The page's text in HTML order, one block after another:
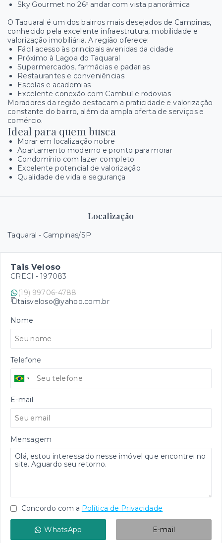
Sky Gourmet no 26º andar com vista panorâmica
O Taquaral é um dos bairros mais desejados de Campinas,
conhecido pela excelente infraestrutura, mobilidade e
valorização imobiliária. A região oferece:
Fácil acesso às principais avenidas da cidade
Próximo à Lagoa do Taquaral
Supermercados, farmácias e padarias
Restaurantes e conveniências
Escolas e academias
Excelente conexão com Cambuí e rodovias
Moradores da região destacam a praticidade e valorização
constante do bairro, além da ampla oferta de serviços e
comércio.
Ideal para quem busca
Morar em localização nobre
Apartamento moderno e pronto para morar
Condomínio com lazer completo
Excelente potencial de valorização
Qualidade de vida e segurança
Localização
Taquaral - Campinas/SP
Tais Veloso
CRECI - 197083
(19) 99706-4788
taisveloso@yahoo.com.br
Nome
Telefone
E-mail
Mensagem
Concordo com a Política de Privacidade
WhatsApp E-mail